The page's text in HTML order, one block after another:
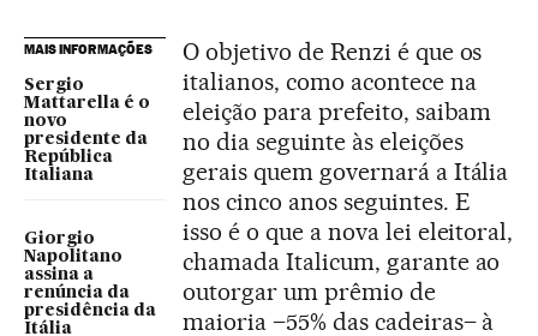
MAIS INFORMAÇÕES
Sergio
Mattarella é o
novo
presidente da
República
Italiana
Giorgio
Napolitano
assina a
renúncia da
presidência da
Itália
O objetivo de Renzi é que os
italianos, como acontece na
eleição para prefeito, saibam
no dia seguinte às eleições
gerais quem governará a Itália
nos cinco anos seguintes. E
isso é o que a nova lei eleitoral,
chamada Italicum, garante ao
outorgar um prêmio de
maioria –55% das cadeiras– à